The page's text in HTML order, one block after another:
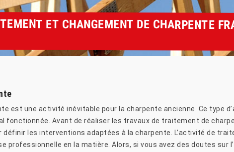
ET CHANGEMENT DE CHARPENTE
est une activité inévitable pour la charpente ancienne. Ce type
fonctionnée. Avant de réaliser les travaux de traitement de
définir les interventions adaptées à la charpente. L’activité de
professionnelle en la matière. Alors, si vous avez des doutes